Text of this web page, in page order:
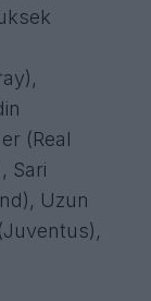
(Real
Sari
Uzun